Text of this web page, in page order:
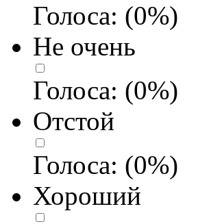
Голоса: (0%)
Не очень
Голоса: (0%)
Отстой
Голоса: (0%)
Хороший